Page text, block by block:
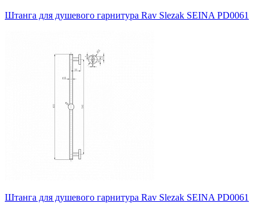
Штанга для душевого гарнитура Rav Slezak SEINA PD0061
Штанга для душевого гарнитура Rav Slezak SEINA PD0061